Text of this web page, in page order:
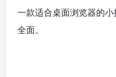
一款适合桌面浏览器的
全面。